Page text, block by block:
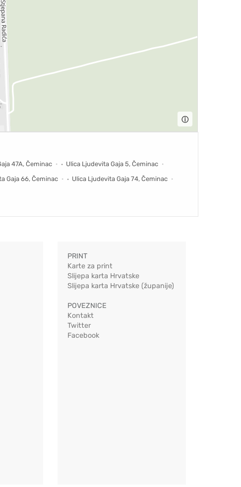
ⓘ
47A, Čeminac
Ulica Ljudevita Gaja 5, Čeminac
Gaja 66, Čeminac
Ulica Ljudevita Gaja 74, Čeminac
PRINT
Karte za print
Slijepa karta Hrvatske
Slijepa karta Hrvatske (županije)
POVEZNICE
Kontakt
Twitter
Facebook